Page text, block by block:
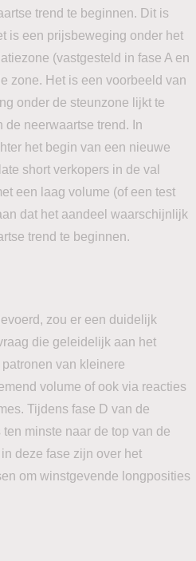
trend te beginnen. Dit is
is een prijsbeweging onder het
(vastgesteld in fase A en
zone. Het is een voorbeeld van
onder de steunzone lijkt te
de neerwaartse trend. In
het begin van een nieuwe
short verkopers in de val
een laag volume (of een test
dat het aandeel waarschijnlijk
trend te beginnen.
zou er een duidelijk
die geleidelijk aan het
van kleinere
volume of ook via reacties
Tijdens fase D van de
minste naar de top van de
deze fase zijn over het
om winstgevende longposities